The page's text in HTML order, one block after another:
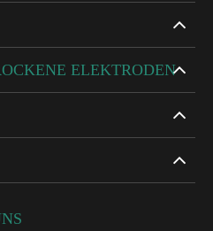
ELEKTRODEN